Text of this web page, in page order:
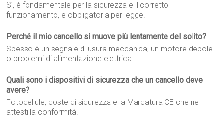
Sì, è fondamentale per la sicurezza e il corretto
funzionamento, e obbligatoria per legge.
Perché il mio cancello si muove più lentamente del solito?
Spesso è un segnale di usura meccanica, un motore debole
o problemi di alimentazione elettrica.
Quali sono i dispositivi di sicurezza che un cancello deve
avere?
Fotocellule, coste di sicurezza e la Marcatura CE che ne
attesti la conformità.